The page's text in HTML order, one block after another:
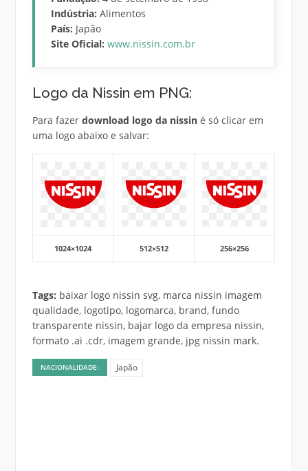
Indústria: Alimentos
País: Japão
Site Oficial: www.nissin.com.br
Logo da Nissin em PNG:
Para fazer download logo da nissiné só clicar em
uma logo abaixo e salvar:
1024×1024 512×512 256×256
Tags: baixar logo nissin svg, marca nissin imagem
qualidade, logotipo, logomarca, brand, fundo
transparente nissin, bajar logo da empresa nissin,
formato .ai .cdr, imagem grande, jpg nissin mark.
NACIONALIDADE: Japão